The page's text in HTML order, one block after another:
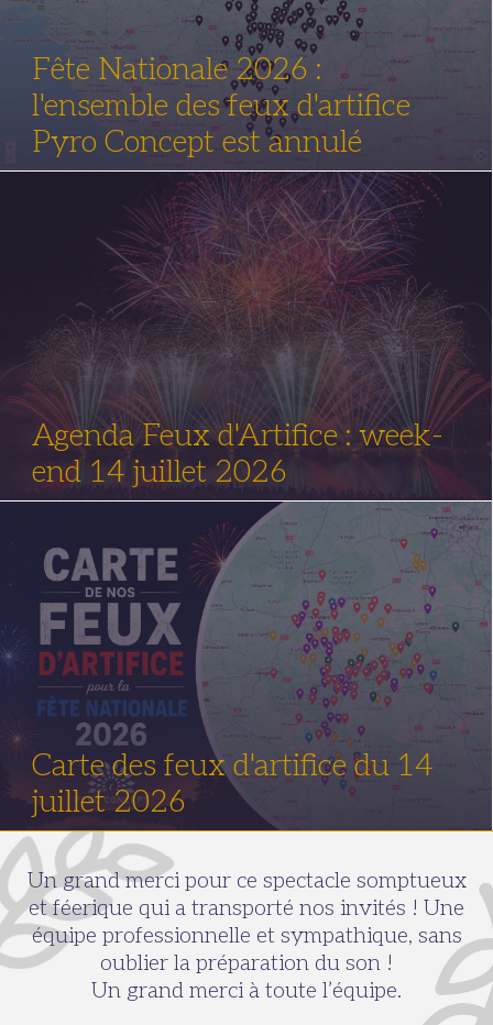
Fête Nationale 2026 :
l'ensemble des feux d'artifice
Pyro Concept est annulé
Agenda Feux d'Artifice : week-
end 14 juillet 2026
Carte des feux d'artifice du 14
juillet 2026
Un grand merci pour ce spectacle somptueux
et féerique qui a transporté nos invités ! Une
équipe professionnelle et sympathique, sans
oublier la préparation du son !
Un grand merci à toute l’équipe.